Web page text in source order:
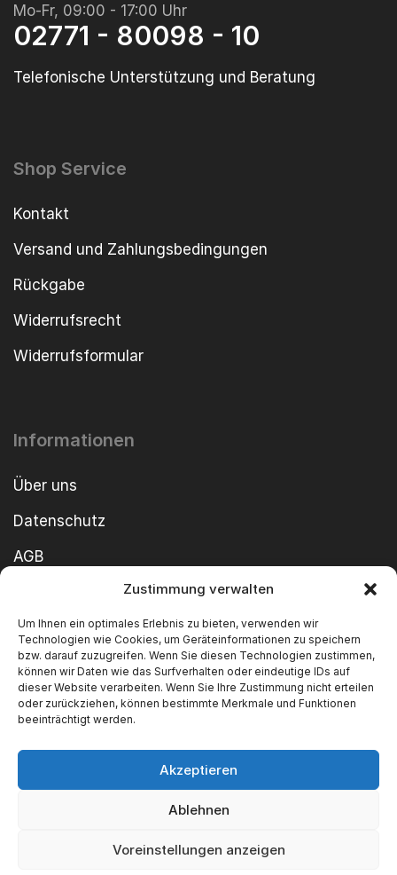
Zustimmung verwalten
Um Ihnen ein optimales Erlebnis zu bieten, verwenden wir
Technologien wie Cookies, um Geräteinformationen zu speichern
bzw. darauf zuzugreifen. Wenn Sie diesen Technologien zustimmen,
können wir Daten wie das Surfverhalten oder eindeutige IDs auf
dieser Website verarbeiten. Wenn Sie Ihre Zustimmung nicht erteilen
oder zurückziehen, können bestimmte Merkmale und Funktionen
beeinträchtigt werden.
Akzeptieren
Ablehnen
Voreinstellungen anzeigen
Mo-Fr, 09:00 - 17:00 Uhr
02771 - 80098 - 10
Telefonische Unterstützung und Beratung
Shop Service
Kontakt
Versand und Zahlungsbedingungen
Rückgabe
Widerrufsrecht
Widerrufsformular
Informationen
Über uns
Datenschutz
AGB
Cookie-Richtlinie
Impressum
Copyright ©2026 SWT GmbH Built by